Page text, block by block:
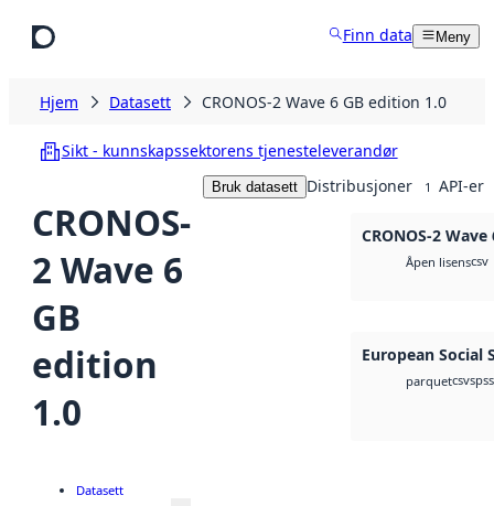
Finn data Meny
Hjem Datasett CRONOS-2 Wave 6 GB edition 1.0
Sikt - kunnskapssektorens tjenesteleverandør
CRONOS-
2 Wave 6
GB
edition
1.0
Bruk datasett Distribusjoner 1 API-er
CRONOS-2
Åpen lisenscsv
European Social
parquetcsv
Datasett